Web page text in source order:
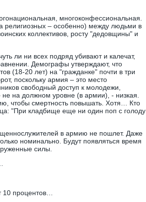
многоконфессиональная.
религиозных – особенно) между людьми в
коллективов, росту "дедовщины" и
ли ни всех подряд убивают и калечат,
Демографы утверждают, что
(18-20 лет) на "гражданке" почти в три
поскольку армия – это место
свободный доступ к молодежи,
на должном уровне (в армии), - низкая.
чтобы смертность повышать. Хотя… Кто
"При кладбище еще ни один поп с голоду
в армию не пошлет. Даже
номинально. Будут появляться время
силы.
10 процентов…